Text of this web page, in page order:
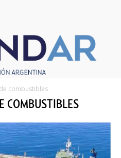
combustibles
COMBUSTIBLES